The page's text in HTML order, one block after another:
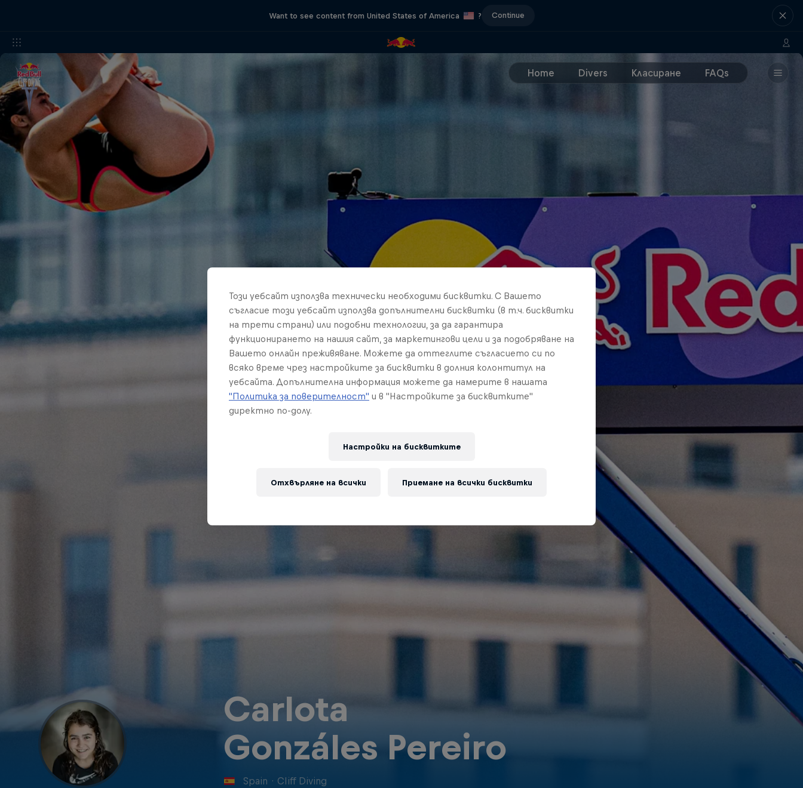
Want to see content from United States of America ? Continue
Home Divers Класиране FAQs
Carlota
Gonzáles Pereiro
Spain · Cliff Diving
Този уебсайт използва технически необходими бисквитки. С Вашето
съгласие този уебсайт използва допълнителни бисквитки (в т.ч. бисквитки
на трети страни) или подобни технологии, за да гарантира
функционирането на нашия сайт, за маркетингови цели и за подобряване на
Вашето онлайн преживяване. Можете да оттеглите съгласието си по
всяко време чрез настройките за бисквитки в долния колонтитул на
уебсайта. Допълнителна информация можете да намерите в нашата
"Политика за поверителност" и в "Настройките за бисквитките"
директно по-долу.
Настройки на бисквитките
Отхвърляне на всички Приемане на всички бисквитки